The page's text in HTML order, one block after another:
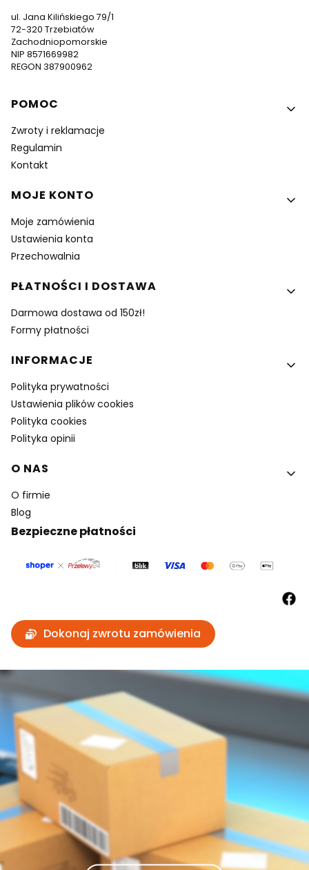
ul. Jana Kilińskiego 79/1
72-320 Trzebiatów
Zachodniopomorskie
NIP 8571669982
REGON 387900962
Linki w stopce
POMOC
Zwroty i reklamacje
Regulamin
Kontakt
MOJE KONTO
Moje zamówienia
Ustawienia konta
Przechowalnia
PŁATNOŚCI I DOSTAWA
Darmowa dostawa od 150zł!
Formy płatności
INFORMACJE
Polityka prywatności
Ustawienia plików cookies
Polityka cookies
Polityka opinii
O NAS
O firmie
Blog
Bezpieczne płatności
Dokonaj zwrotu zamówienia